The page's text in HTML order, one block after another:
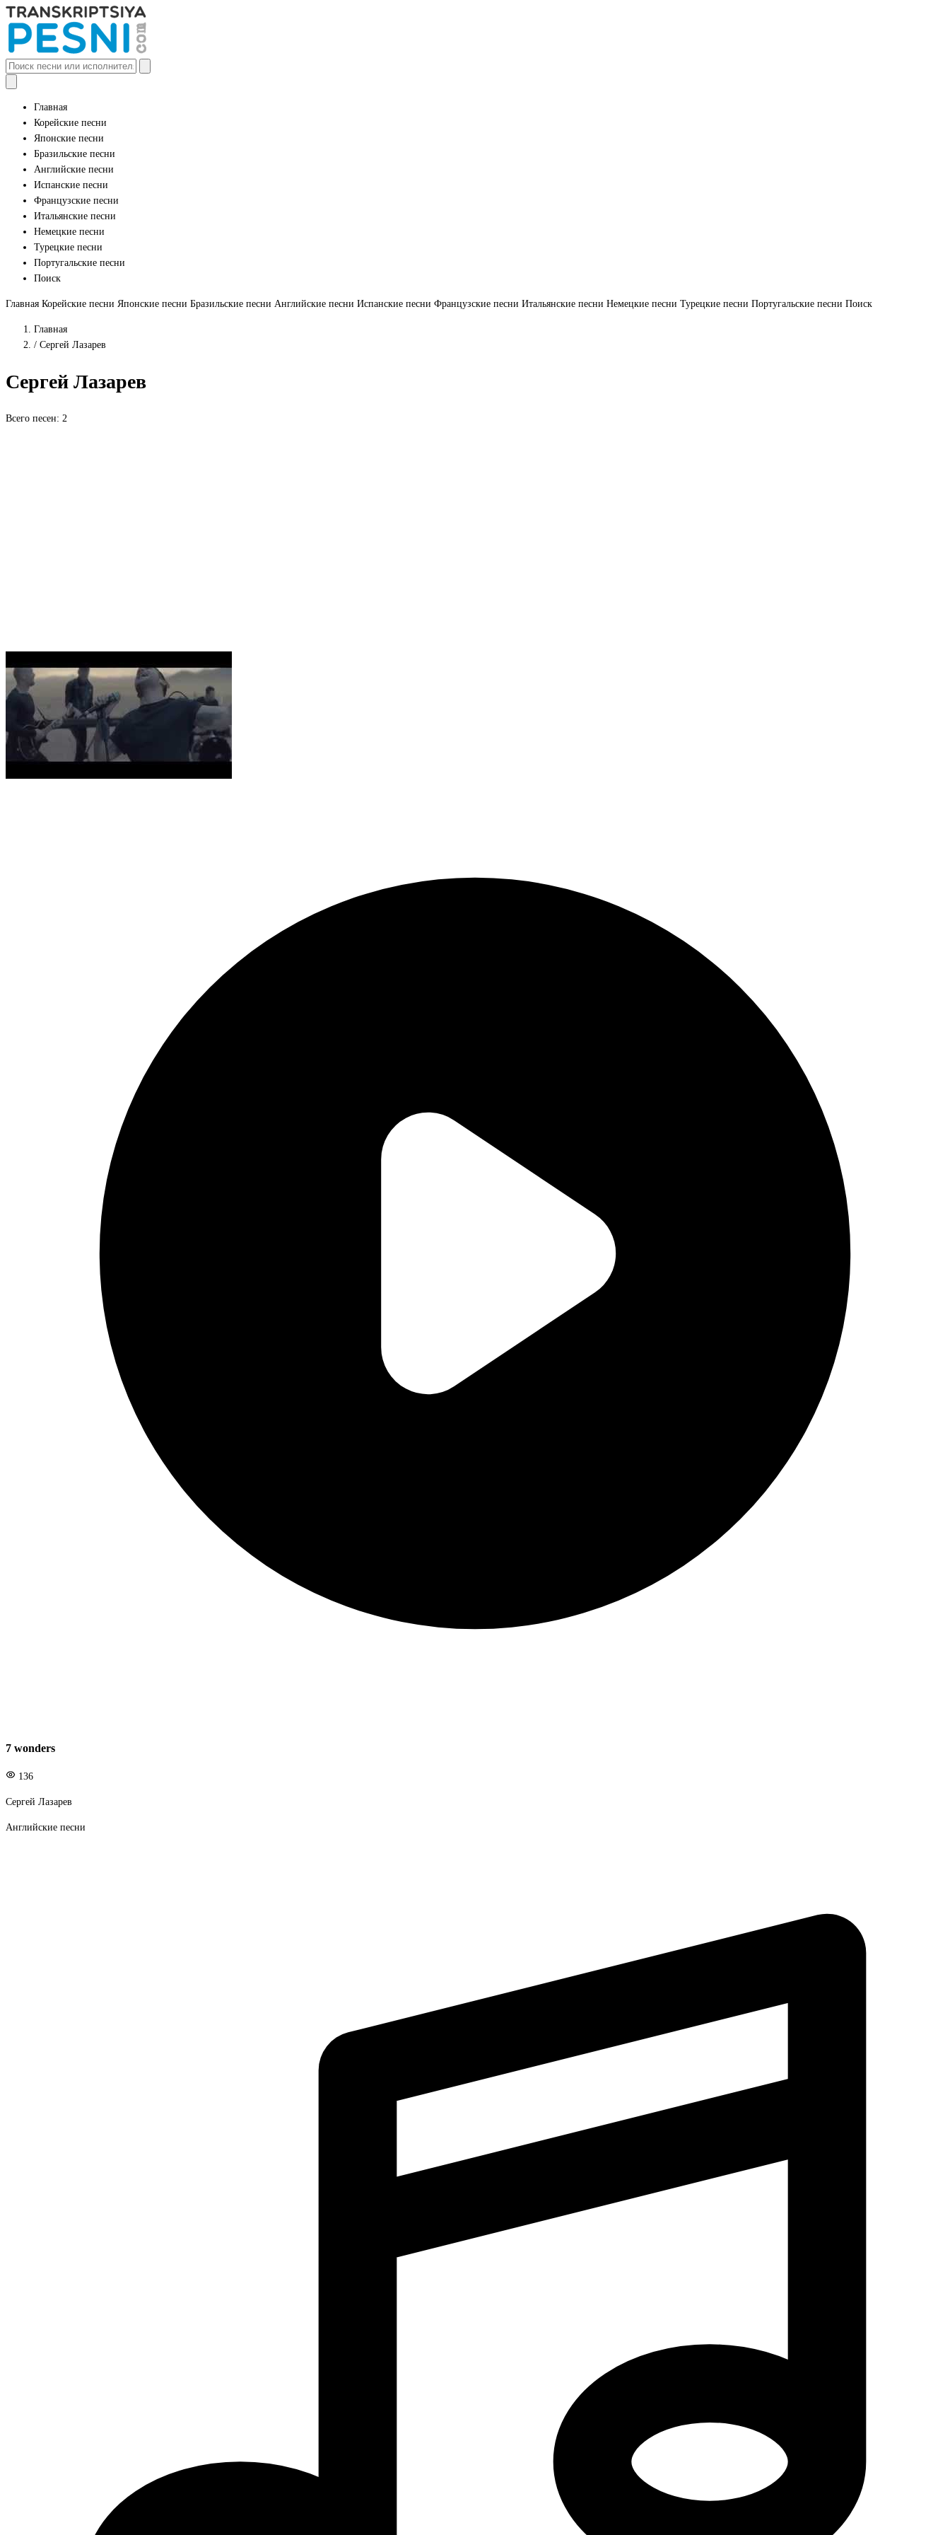
Главная
Корейские песни
Японские песни
Бразильские песни
Английские песни
Испанские песни
Французские песни
Итальянские песни
Немецкие песни
Турецкие песни
Португальские песни
Поиск
Главная Корейские песни Японские песни Бразильские песни Английские песни Испанские песни Французские песни Итальянские песни Немецкие песни Турецкие песни Португальские песни Поиск
Главная
/ Сергей Лазарев
Сергей Лазарев
Всего песен: 2
7 wonders
136
Сергей Лазарев
Английские песни